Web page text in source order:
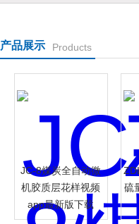
产品展示 Products
JC-8煤炭全自动微
机胶质层花样视频
app最新版下载
硫